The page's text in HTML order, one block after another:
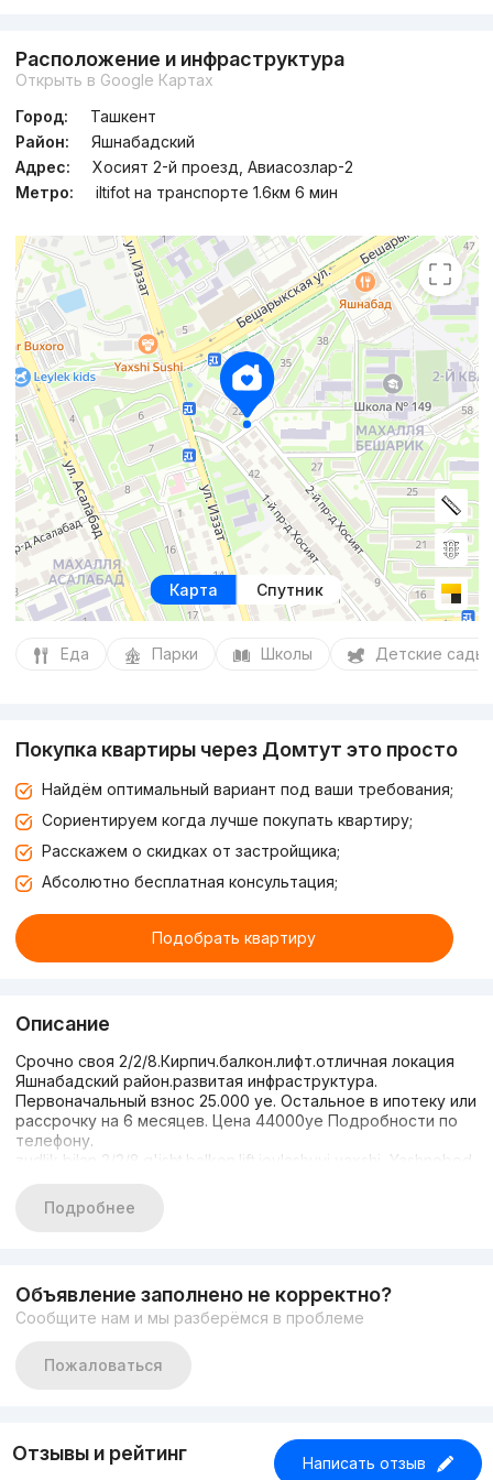
2к квартира, 60 м²
Расположение и инфраструктура
Открыть в Google Картах
Город:
Ташкент
Район:
Яшнабадский
Адрес:
Хосият 2-й проезд, Авиасозлар-2
Метро:
iltifot на транспорте 1.6км 6 мин
Карта Спутник
Еда Парки Школы Детские сады
Покупка квартиры через Домтут это просто
Найдём оптимальный вариант под ваши требования;
Сориентируем когда лучше покупать квартиру;
Расскажем о скидках от застройщика;
Абсолютно бесплатная консультация;
Подобрать квартиру
Описание
Срочно своя 2/2/8.Кирпич.балкон.лифт.отличная локация
Яшнабадский район.развитая инфраструктура.
Первоначальный взнос 25.000 уе. Остальное в ипотеку или
рассрочку на 6 месяцев. Цена 44000уе Подробности по
телефону.
zudlik bilan 2/2/8.g'isht.balkon.lift.joylashuvi yaxshi, Yashnobod
44000 Qolganlari ipoteka yoki 6 oyga bo'lib to'lanadi.
Tafsilotlar uchun qo'ng'iroq qiling.
Подробнее
Объявление заполнено не корректно?
Сообщите нам и мы разберёмся в проблеме
Пожаловаться
Отзывы и рейтинг Написать отзыв